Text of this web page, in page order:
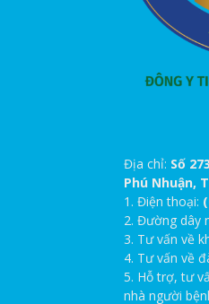
Địa chỉ: Số
Phú Nhuận,
1. Điện thoại:
2. Đường dây
3. Tư vấn về
4. Tư vấn về
5. Hỗ trợ, tư
nhà người